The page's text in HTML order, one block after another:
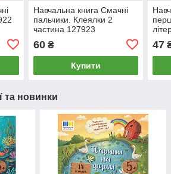
Навчальна книга Смачні
пальчики. Клеялки 2
частина 127923
60₴
Купити
47
та новинки